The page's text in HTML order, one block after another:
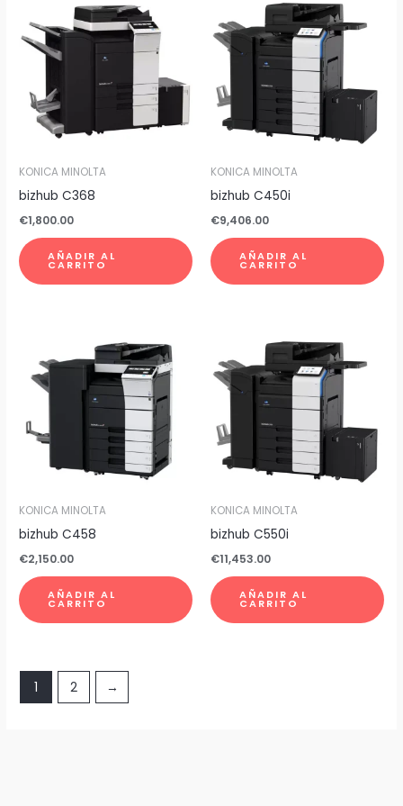
KONICA MINOLTA
bizhub C368
€1,800.00
AÑADIR AL
CARRITO
KONICA MINOLTA
bizhub C450i
€9,406.00
AÑADIR AL
CARRITO
KONICA MINOLTA
bizhub C458
€2,150.00
AÑADIR AL
CARRITO
KONICA MINOLTA
bizhub C550i
€11,453.00
AÑADIR AL
CARRITO
1 2 →